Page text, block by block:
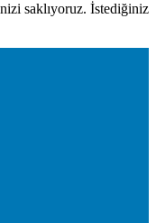
saklıyoruz. İstediğiniz